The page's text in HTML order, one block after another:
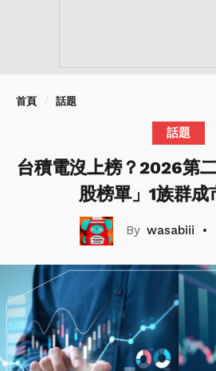
首頁 話題
話題
台積電沒上榜？2026第
股榜單」1族群成
wasabiii